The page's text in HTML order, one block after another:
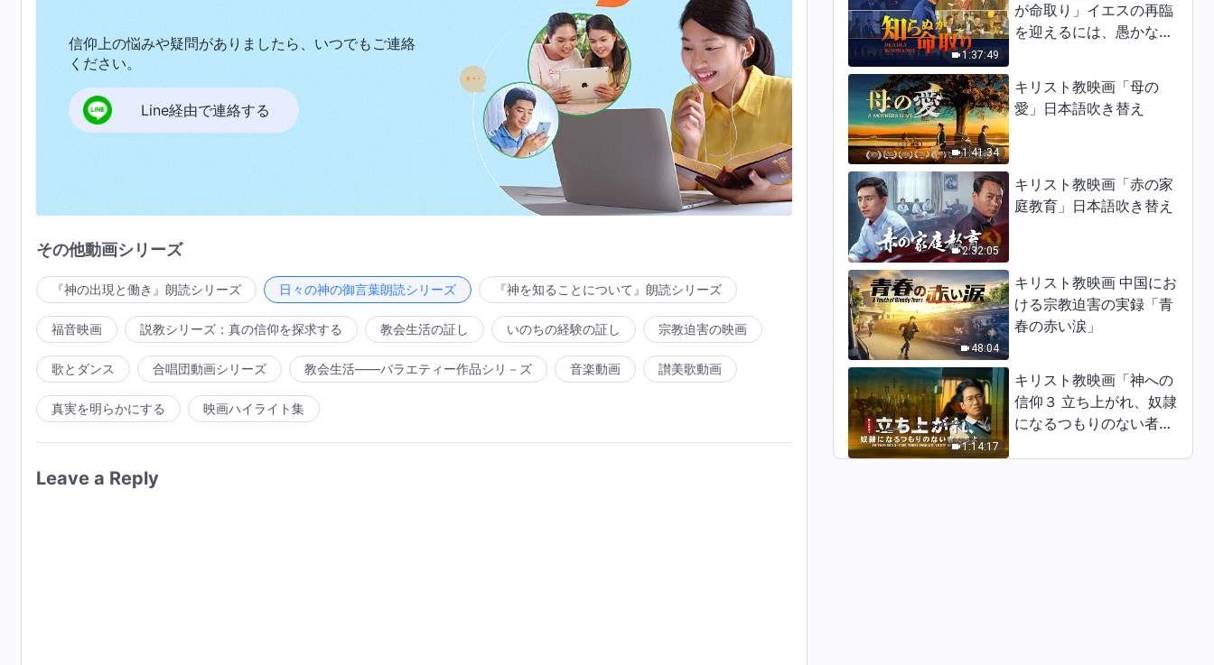
日々の神の御言葉: 受肉 | 抜粋
114
4:04
日々の神の御言葉: 受肉 | 抜粋
115
13:09
日々の神の御言葉: 受肉 | 抜粋
116
16:41
日々の神の御言葉: 受肉 | 抜粋
117
5:58
日々の神の御言葉: 受肉 | 抜粋
118
身の命を犠牲にしてさえも、神は心底から父なる神に従い、他の選択肢は考慮しない。神には独善や尊大さといった
要素も、うぬぼれや横柄さといった要素もない。神は不正な要素を持たない。神に逆らうすべてのものはサタンから
発生する。サタンはすべての醜悪さと邪悪の根源である。人がサタンに似た特質を持っている理由は、サタンが人に
働き、サタンによって堕落させられたからである。キリストはサタンによって堕落させられていない。ゆえにキリス
トは神の特性のみを持っており、サタンの性質は全く持たない。どんなに働きが困難で、肉が弱くても、キリストは
肉のうちに生きながら、神自身の働きを阻止するようなことは決してせず、ましてや不従順な行いで父なる神の心を
無視するようなことは行わない。キリストは父なる神の心に逆らうくらいならむしろ肉の痛みに耐える。イエスが祈
って「父よ、もしできることならば、この杯をわたしから過ぎ去らせてください。けれどわたしの思いのままにでは
なく、心のままにしてください」と言ったようにである。人は意志で選択するが、キリストはそうしない。キリスト
は神自身の身分を持っているが、肉を持つ神の観点から、なお父なる神の心を求め、父なる神がキリストに委ねた任
い、抵抗する性質しか持ちえない。その性質は完全に神に服従することができず、ましてや神の心に進んで従うこと
などできない。キリスト以外の人間はみな神に反する行いをすることができ、神に委ねられた働きを直接引き受ける
ことのできる者はひとりもおらず、神の計画を自分自身がなすべき本分と考えることのできる者もひとりもいない。
父なる神の心に服従することはキリストの本質である。そして神への不従順はサタンの特性である。この二つの性質
は相いれないものであり、サタンの特質を持つものでキリストと呼ばれ得るものはひとりもいない。キリストの代わ
りとして人が神の働きをすることができないのは、人には神の本質がひとつも備わっていないからである。人は自己
の利益と将来の可能性のために神に仕えて働くが、キリストは父なる神の心を行うために働く。
信仰上の悩みや疑問がありましたら、いつでもご連絡
ください。
Line経由で連絡する
その他動画シリーズ
『神の出現と働き』朗読シリーズ 日々の神の御言葉朗読シリーズ 『神を知ることについて』朗読シリーズ
福音映画 説教シリーズ：真の信仰を探求する 教会生活の証し いのちの経験の証し 宗教迫害の映画
歌とダンス 合唱団動画シリーズ 教会生活――バラエティー作品シリ－ズ 音楽動画 讃美歌動画
真実を明らかにする 映画ハイライト集
Leave a Reply
1:37:49
が命取り」イエスの再臨
を迎えるには、愚かな乙
1:41:34
キリスト教映画「母の
愛」日本語吹き替え
2:32:05
キリスト教映画「赤の家
庭教育」日本語吹き替え
48:04
キリスト教映画 中国にお
ける宗教迫害の実録「青
春の赤い涙」
1:14:17
キリスト教映画「神への
信仰３ 立ち上がれ、奴隷
になるつもりのない者た